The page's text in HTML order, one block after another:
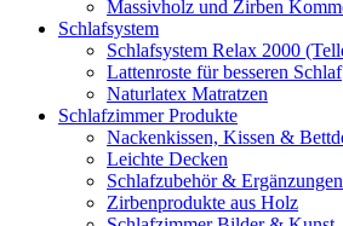
Massivholz und Zirben
Schlafsystem
Schlafsystem Relax 2000
Lattenroste für besseren Schlaf
Naturlatex Matratzen
Schlafzimmer Produkte
Nackenkissen, Kissen &
Leichte Decken
Schlafzubehör & Ergänzungen
Zirbenprodukte aus Holz